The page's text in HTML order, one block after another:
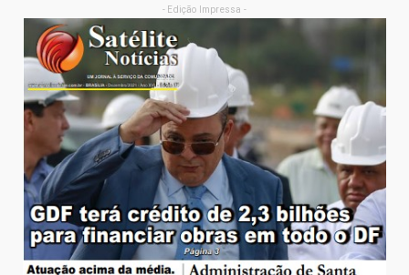
- Edição Impressa -